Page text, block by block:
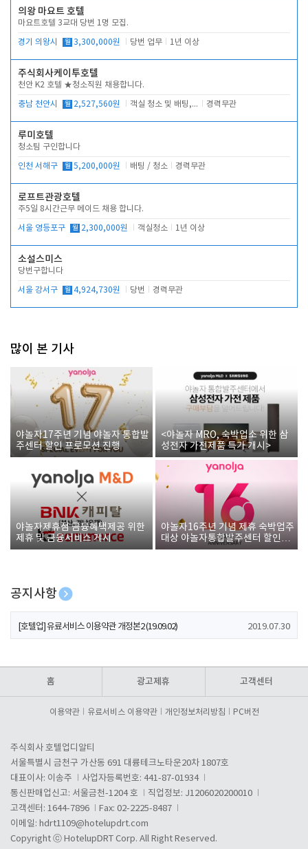
의왕 마요트 호텔
마요트호텔 3교대 당번 1명 모집.
경기 의왕시 월 3,300,000원 당번 업무 1년 이상
주식회사케이투호텔
천안 K2 호텔 ★청소직원 채용합니다.
충남 천안시 월 2,527,560원 객실 청소 및 배팅, 주변 시설 청소 경력무관
루미호텔
청소팀 구인합니다
인천 서해구 월 5,200,000원 배팅 / 청소 경력무관
로프트관광호텔
주5일 8시간근무 메이드 채용 합니다.
서울 영등포구 월 2,300,000원 객실청소 1년 이상
소설스미스
당번구합니다
서울 강서구 월 4,924,730원 당번 경력무관
많이 본 기사
야놀자17주년 기념 야놀자 통합발
주센터 할인 프로모션 진행
<야놀자 MRO, 숙박업소 위한 삼
성전자 가전제품 특가 개시>
야놀자제휴점 금융혜택제공 위한
제휴 및 금융서비스 게시
야놀자16주년 기념 제휴 숙박업주
대상 야놀자통합발주센터 할인쿠
폰 증정
공지사항
[호텔업] 개인정보 처리방침 개정본1 (19.09.02)
[호텔업] 유료서비스 이용약관 개정본2 (19.09.02) 2019.07.30
홈 광고제휴 고객센터
이용약관 유료서비스 이용약관 개인정보처리방침 PC버전
주식회사 호텔업디알티
서울특별시 금천구 가산동 691 대륭테크노타운20차 1807호
대표이사: 이송주
사업자등록번호: 441-87-01934
통신판매업신고: 서울금천-1204 호
직업정보: J1206020200010
고객센터: 1644-7896
Fax: 02-2225-8487
이메일: hdrt1109@hotelupdrt.com
Copyright ⓒ HotelupDRT Corp. All Right Reserved.